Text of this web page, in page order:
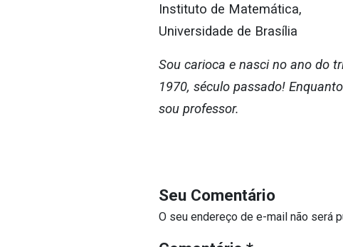
Instituto de Matemática,
Universidade de Brasília
Sou carioca e nasci no ano do
1970, século passado!
sou professor.
Seu Comentário
O seu endereço de e-mail não será